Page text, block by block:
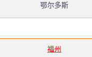
鄂尔多斯
福州